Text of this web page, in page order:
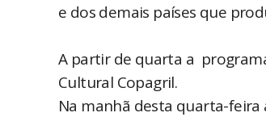
e dos demais países que
A partir de quarta a
Cultural Copagril.
Na manhã desta quarta-